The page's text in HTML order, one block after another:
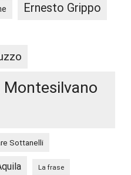
Ernesto Grippo
Montesilvano
Sottanelli
La frase